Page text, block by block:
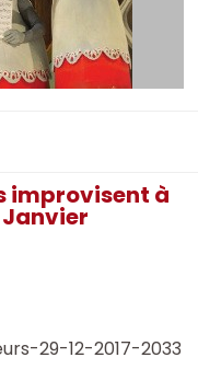
improvisent à
Janvier
29-12-2017-2033